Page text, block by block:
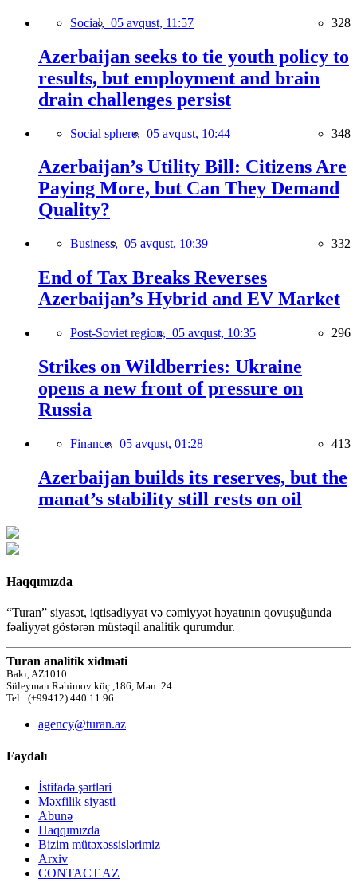
Social, 05 avqust, 11:57 328
Azerbaijan seeks to tie youth policy to
results, but employment and brain
drain challenges persist
Social sphere, 05 avqust, 10:44 348
Azerbaijan’s Utility Bill: Citizens Are
Paying More, but Can They Demand
Quality?
Business, 05 avqust, 10:39 332
End of Tax Breaks Reverses
Azerbaijan’s Hybrid and EV Market
Post-Soviet region, 05 avqust, 10:35 296
Strikes on Wildberries: Ukraine
opens a new front of pressure on
Russia
Finance, 05 avqust, 01:28 413
Azerbaijan builds its reserves, but the
manat’s stability still rests on oil
Haqqımızda
“Turan” siyasət, iqtisadiyyat və cəmiyyət həyatının qovuşuğunda
fəaliyyət göstərən müstəqil analitik qurumdur.
Turan analitik xidməti
Bakı, AZ1010
Süleyman Rəhimov küç.,186, Mən. 24
Tel.: (+99412) 440 11 96
agency@turan.az
Faydalı
İstifadə şərtləri
Məxfilik siyasti
Abunə
Haqqımızda
Bizim mütəxəssislərimiz
Arxiv
CONTACT AZ